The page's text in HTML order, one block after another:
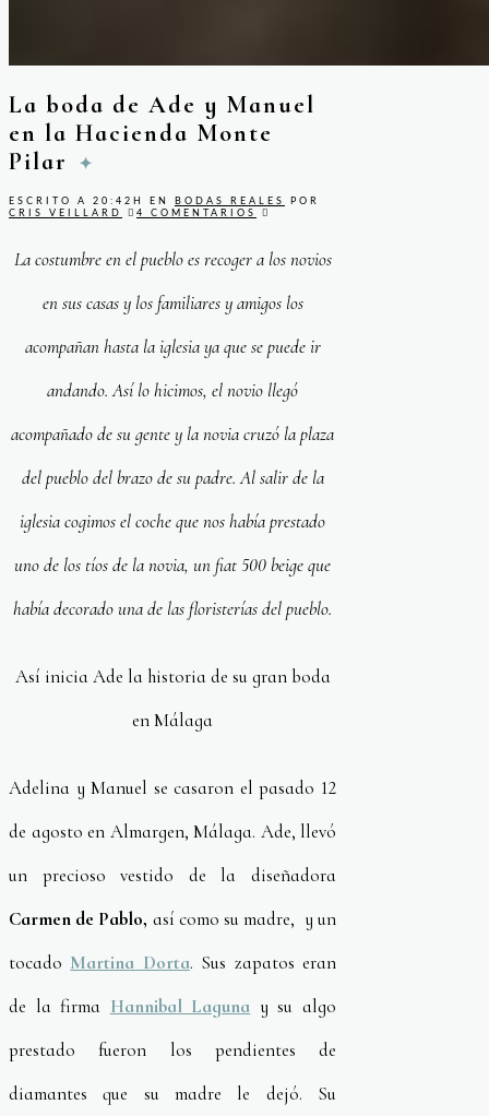
La boda de Ade y Manuel
en la Hacienda Monte
Pilar
ESCRITO A 20:42H EN BODAS REALES
POR
CRIS VEILLARD
4 COMENTARIOS
La costumbre en el pueblo es recoger a los novios
en sus casas y los familiares y amigos los
acompañan hasta la iglesia ya que se puede ir
andando. Así lo hicimos, el novio llegó
acompañado de su gente y la novia cruzó la plaza
del pueblo del brazo de su padre. Al salir de la
iglesia cogimos el coche que nos había prestado
uno de los tíos de la novia, un fiat 500 beige que
había decorado una de las floristerías del pueblo.
Así inicia Ade la historia de su gran boda
en Málaga
Adelina y Manuel se casaron el pasado 12
de agosto en Almargen, Málaga. Ade, llevó
un precioso vestido de la diseñadora
Carmen de Pablo, así como su madre, y un
tocado Martina Dorta. Sus zapatos eran
de la firma Hannibal Laguna y su algo
prestado fueron los pendientes de
diamantes que su madre le dejó. Su